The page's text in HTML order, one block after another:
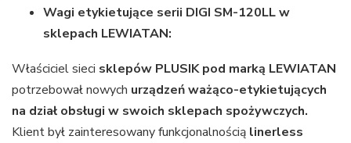
Wagi etykietujące serii DIGI SM-120LL w
sklepach LEWIATAN:
Właściciel sieci sklepów PLUSIK pod marką LEWIATAN
potrzebował nowych urządzeń ważąco-etykietujących
na dział obsługi w swoich sklepach spożywczych.
Klient był zainteresowany funkcjonalnością linerless